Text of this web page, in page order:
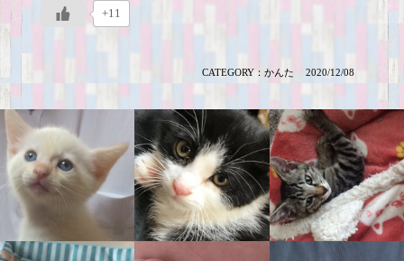
+11
CATEGORY：かんた 2020/12/08